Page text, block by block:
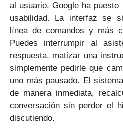
al usuario. Google ha
usabilidad. La interfaz se
línea de comandos y más
Puedes interrumpir al
respuesta, matizar una
simplemente pedirle que
uno más pausado. El
de manera inmediata,
conversación sin perder el
discutiendo.